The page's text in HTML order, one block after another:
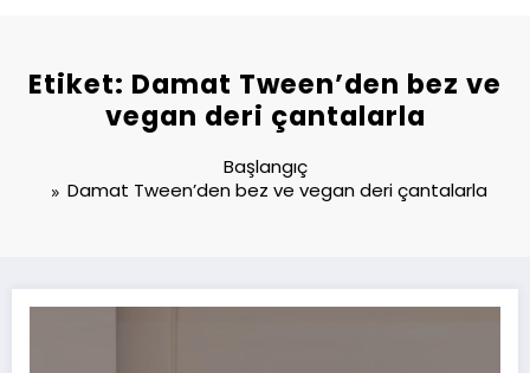
Etiket: Damat Tween’den bez ve
vegan deri çantalarla
Başlangıç
Damat Tween’den bez ve vegan deri çantalarla